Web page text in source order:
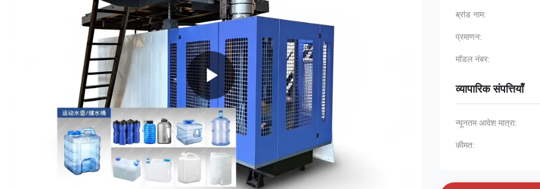
ब्रांड नाम:
प्रमाणन:
मॉडल नंबर:
व्यापारिक संपत्तियाँ
न्यूनतम आदेश मात्रा:
कीमत: